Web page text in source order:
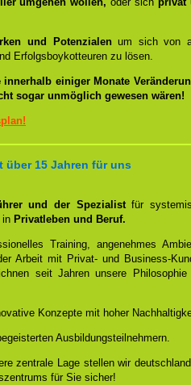
und Potenzialenum sich von
Erfolgsboykotteuren zu lösen.
einiger Monate
sogar unmöglich gewesen wären!
über 15 Jahren für uns
und der Spezialistfür
in Privatleben und Beruf.
Training, angenehmes
Arbeit mit Privat- und Business-
seit Jahren unsere Philosophie
Konzepte mit hoher
Ausbildungsteilnehmern.
zentrale Lage stellen wir
für Sie sicher!